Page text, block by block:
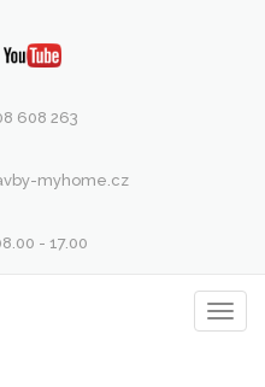
608 263
myhome.cz
- 17.00
menu